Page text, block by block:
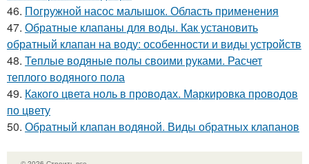
46. Погружной насос малышок. Область применения
47. Обратные клапаны для воды. Как установить
обратный клапан на воду: особенности и виды устройств
48. Теплые водяные полы своими руками. Расчет
теплого водяного пола
49. Какого цвета ноль в проводах. Маркировка проводов
по цвету
50. Обратный клапан водяной. Виды обратных клапанов